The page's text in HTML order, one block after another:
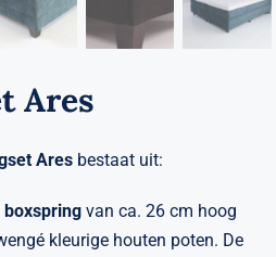
Ares
Ares bestaat uit:
van ca. 26 cm hoog
kleurige houten poten. De